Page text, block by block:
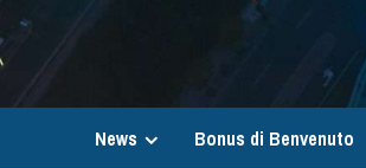
News Bonus di Benvenuto